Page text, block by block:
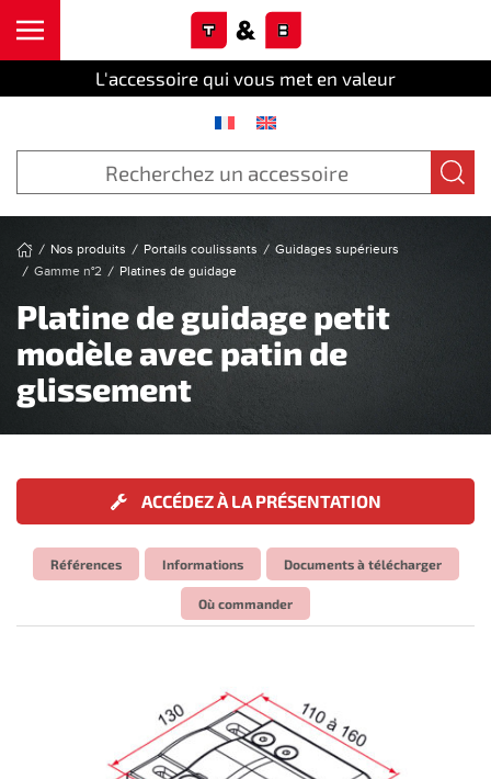
L'accessoire qui vous met en valeur
Nos produits Portails coulissants
Guidages supérieurs
Gamme n°2
Platines de guidage
Platine de guidage petit
modèle avec patin de
glissement
ACCÉDEZ À LA PRÉSENTATION
Références Informations Documents à télécharger
Où commander
Cookies management panel